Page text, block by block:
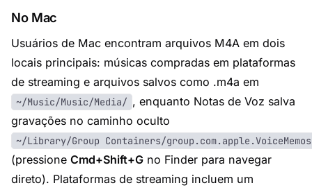
No Mac
Usuários de Mac encontram arquivos M4A em dois
locais principais: músicas compradas em plataformas
de streaming e arquivos salvos como .m4a em
~/Music/Music/Media/ , enquanto Notas de Voz salva
gravações no caminho oculto
~/Library/Group Containers/
(pressione Cmd+Shift+G no Finder para navegar
direto). Plataformas de streaming incluem um